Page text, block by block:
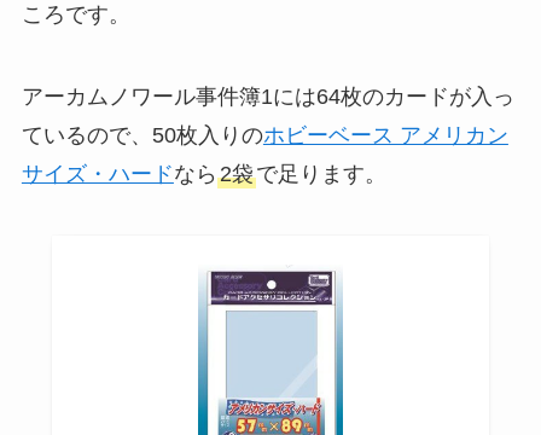
ころです。
アーカムノワール事件簿1には64枚のカードが入っ
ているので、50枚入りのホビーベース アメリカン
サイズ・ハードなら 2袋で足ります。